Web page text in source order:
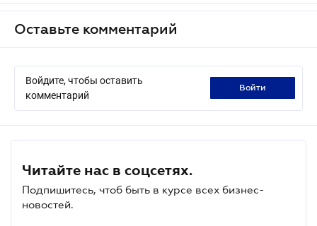
Оставьте комментарий
Войдите, чтобы оставить
комментарий
войти
Читайте нас в соцсетях.
Подпишитесь, чтоб быть в курсе всех бизнес-
новостей.